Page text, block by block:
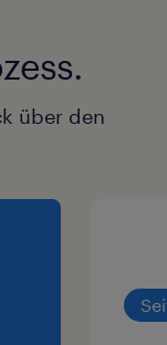
über den